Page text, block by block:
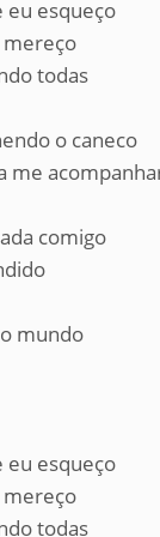
eu esqueço
mereço
todas
o caneco
me
comigo
mundo
eu esqueço
mereço
todas